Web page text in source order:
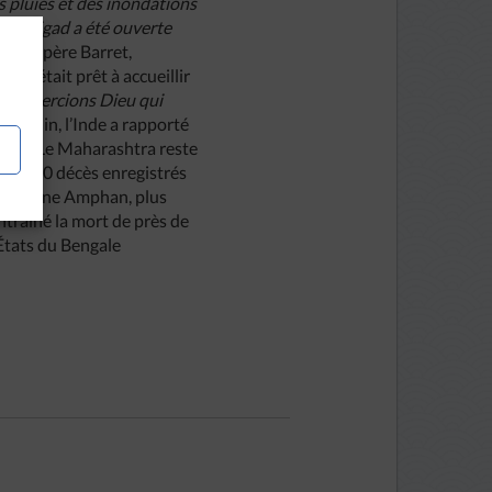
Raigad a été ouverte
le père Barret,
était prêt à accueillir
remercions Dieu qui
3 juin, l’Inde a rapporté
Le Maharashtra reste
6 000 décès enregistrés
cyclone Amphan, plus
la mort de près de
du Bengale